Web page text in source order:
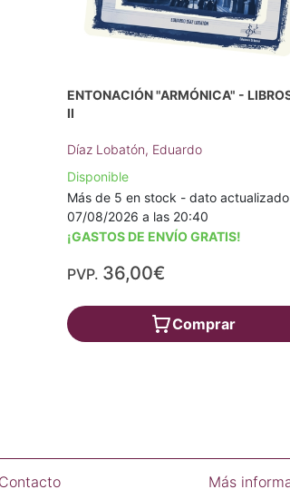
ENTONACIÓN "ARMÓNICA" -
II
Díaz Lobatón, Eduardo
Disponible
Más de 5 en stock - dato
07/08/2026 a las 20:40
¡GASTOS DE ENVÍO GRATIS!
PVP. 36,00€
Comprar
Contacto Más